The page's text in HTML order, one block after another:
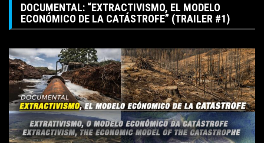
DOCUMENTAL: “EXTRACTIVISMO, EL MODELO
ECONÓMICO DE LA CATÁSTROFE” (TRAILER #1)